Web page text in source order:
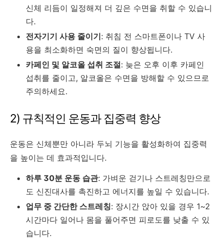
신체 리듬이 일정해져 더 깊은 수면을 취할 수 있습니
다.
전자기기 사용 줄이기: 취침 전 스마트폰이나 TV 사
용을 최소화하면 숙면의 질이 향상됩니다.
카페인 및 알코올 섭취 조절: 늦은 오후 이후 카페인
섭취를 줄이고, 알코올은 수면을 방해할 수 있으므로
주의하세요.
2) 규칙적인 운동과 집중력 향상
운동은 신체뿐만 아니라 두뇌 기능을 활성화하여 집중력
을 높이는 데 효과적입니다.
하루 30분 운동 습관: 가벼운 걷기나 스트레칭만으로
도 신진대사를 촉진하고 에너지를 높일 수 있습니다.
업무 중 간단한 스트레칭: 장시간 앉아 있을 경우 1~2
시간마다 일어나 몸을 풀어주면 피로도를 낮출 수 있
습니다.